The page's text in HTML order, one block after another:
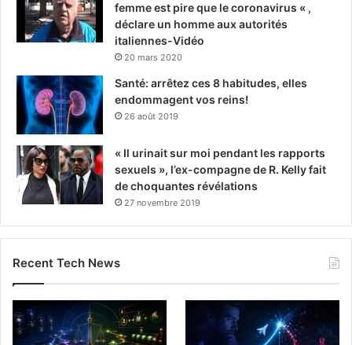
femme est pire que le coronavirus « ,
déclare un homme aux autorités
italiennes-Vidéo
20 mars 2020
Santé: arrêtez ces 8 habitudes, elles
endommagent vos reins!
26 août 2019
« Il urinait sur moi pendant les rapports
sexuels », l’ex-compagne de R. Kelly fait
de choquantes révélations
27 novembre 2019
Recent Tech News